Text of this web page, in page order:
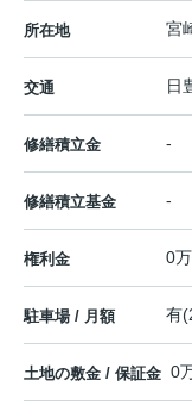
所在地 宮
交通 日
修繕積立金 -
修繕積立基金 -
権利金 0
駐車場 / 月額 有
土地の敷金 / 保証金 0